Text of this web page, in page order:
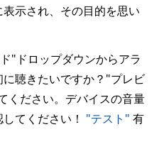
示され、その目的を思い
"ドロップダウンからアラ
聴きたいですか？"プレビ
ください。デバイスの音量
てください！ "テスト" 有